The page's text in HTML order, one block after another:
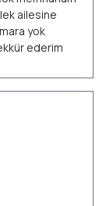
ailesine
yok
ederim